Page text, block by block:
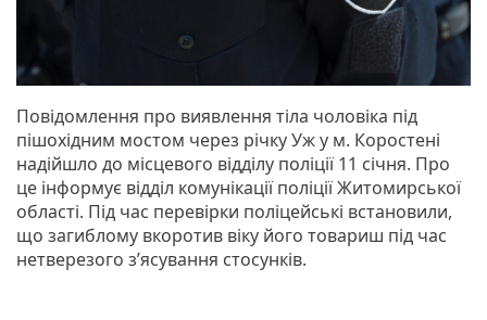
Повідомлення про виявлення тіла чоловіка під
пішохідним мостом через річку Уж у м. Коростені
надійшло до місцевого відділу поліції 11 січня. Про
це інформує відділ комунікації поліції Житомирської
області. Під час перевірки поліцейські встановили,
що загиблому вкоротив віку його товариш під час
нетверезого з’ясування стосунків.